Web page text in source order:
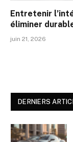
Entretenir
éliminer
juin 21, 2026
DERNIERS